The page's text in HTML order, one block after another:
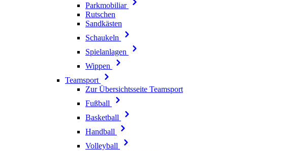
Parkmobiliar
Rutschen
Sandkästen
Schaukeln
Spielanlagen
Wippen
Teamsport
Zur Übersichtsseite Teamsport
Fußball
Basketball
Handball
Volleyball